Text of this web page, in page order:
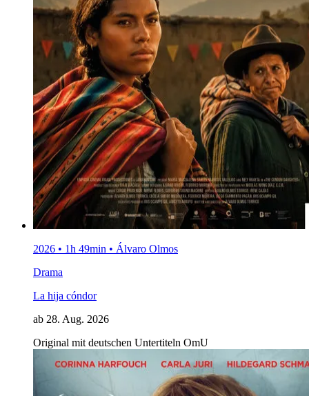
2026 • 1h 49min • Álvaro Olmos
Drama
La hija cóndor
ab 28. Aug. 2026
Original mit deutschen Untertiteln OmU